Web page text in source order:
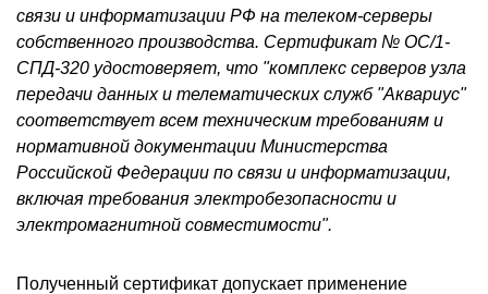
связи и информатизации РФ на телеком-серверы
собственного производства. Сертификат № ОС/1-
СПД-320 удостоверяет, что "комплекс серверов узла
передачи данных и телематических служб "Аквариус"
соответствует всем техническим требованиям и
нормативной документации Министерства
Российской Федерации по связи и информатизации,
включая требования электробезопасности и
электромагнитной совместимости".
Полученный сертификат допускает применение